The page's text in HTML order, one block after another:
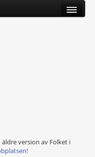
version av Folket i